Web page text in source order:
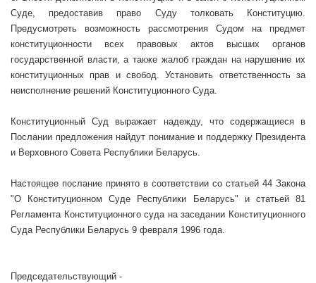
Суде, предоставив право Суду толковать Конституцию.
Предусмотреть возможность рассмотрения Судом на предмет
конституционности всех правовых актов высших органов
государственной власти, а также жалоб граждан на нарушение их
конституционных прав и свобод. Установить ответственность за
неисполнение решений Конституционного Суда.
Конституционный Суд выражает надежду, что содержащиеся в
Послании предложения найдут понимание и поддержку Президента
и Верховного Совета Республики Беларусь.
Настоящее послание принято в соответствии со статьей 44 Закона
"О Конституционном Суде Республики Беларусь" и статьей 81
Регламента Конституционного суда на заседании Конституционного
Суда Республики Беларусь 9 февраля 1996 года.
Председательствующий -